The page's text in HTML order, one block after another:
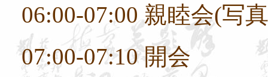
06:00-07:00親睦会(写
07:00-07:10開会